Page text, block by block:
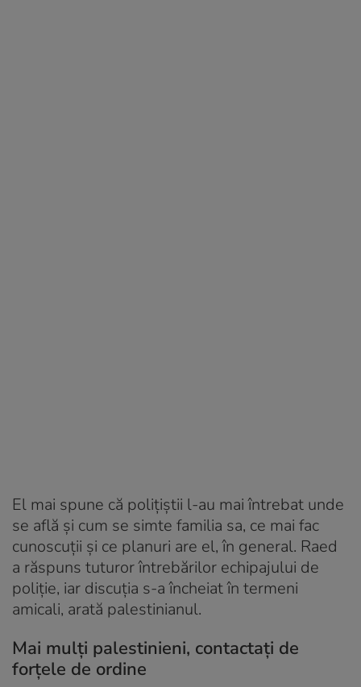
El mai spune că poliţiştii l-au mai întrebat unde
se află şi cum se simte familia sa, ce mai fac
cunoscuţii şi ce planuri are el, în general. Raed
a răspuns tuturor întrebărilor echipajului de
poliţie, iar discuţia s-a încheiat în termeni
amicali, arată palestinianul.
Mai mulți palestinieni, contactați de
forțele de ordine